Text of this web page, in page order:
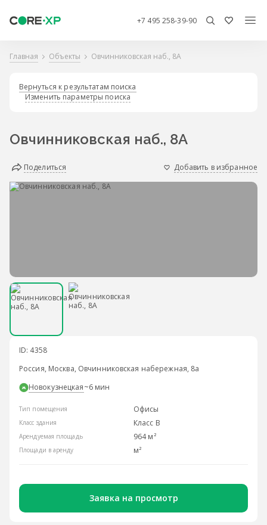
+7 495 258-39-90
Главная Объекты Овчинниковская наб., 8А
Вернуться к результатам поиска
Изменить параметры поиска
Овчинниковская наб., 8А
Поделиться Добавить в избранное
ID: 4358
Россия, Москва, Овчинниковская набережная, 8а
Новокузнецкая~6 мин
Тип помещения Офисы
Класс здания Класс B
Арендуемая площадь 964 м²
Площади в аренду м²
Заявка на просмотр